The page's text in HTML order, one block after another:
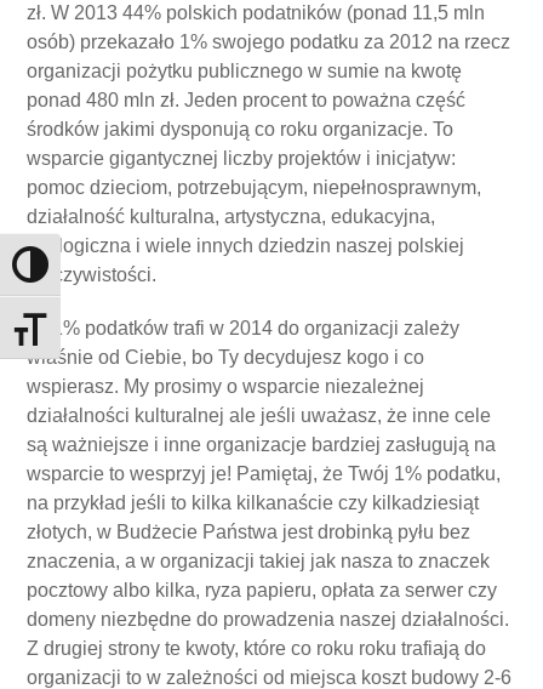
Toggle High Contrast
Toggle Font size
zł. W 2013 44% polskich podatników (ponad 11,5 mln
osób) przekazało 1% swojego podatku za 2012 na rzecz
organizacji pożytku publicznego w sumie na kwotę
ponad 480 mln zł. Jeden procent to poważna część
środków jakimi dysponują co roku organizacje. To
wsparcie gigantycznej liczby projektów i inicjatyw:
pomoc dzieciom, potrzebującym, niepełnosprawnym,
działalność kulturalna, artystyczna, edukacyjna,
ekologiczna i wiele innych dziedzin naszej polskiej
rzeczywistości.
Ile 1% podatków trafi w 2014 do organizacji zależy
właśnie od Ciebie, bo Ty decydujesz kogo i co
wspierasz. My prosimy o wsparcie niezależnej
działalności kulturalnej ale jeśli uważasz, że inne cele
są ważniejsze i inne organizacje bardziej zasługują na
wsparcie to wesprzyj je! Pamiętaj, że Twój 1% podatku,
na przykład jeśli to kilka kilkanaście czy kilkadziesiąt
złotych, w Budżecie Państwa jest drobinką pyłu bez
znaczenia, a w organizacji takiej jak nasza to znaczek
pocztowy albo kilka, ryza papieru, opłata za serwer czy
domeny niezbędne do prowadzenia naszej działalności.
Z drugiej strony te kwoty, które co roku roku trafiają do
organizacji to w zależności od miejsca koszt budowy 2-6